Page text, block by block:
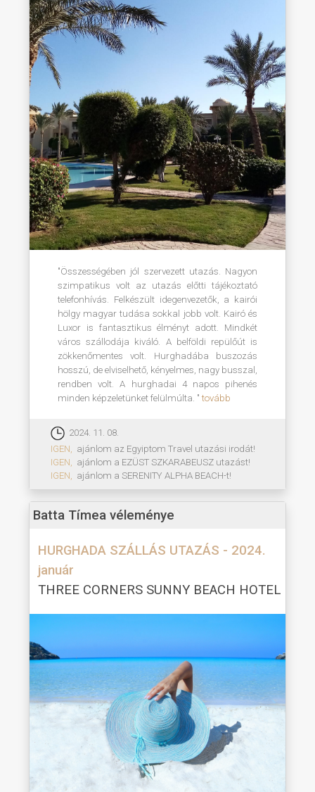
"Összességében jól szervezett utazás. Nagyon
szimpatikus volt az utazás előtti tájékoztató
telefonhívás. Felkészült idegenvezetők, a kairói
hölgy magyar tudása sokkal jobb volt. Kairó és
Luxor is fantasztikus élményt adott. Mindkét
város szállodája kiváló. A belföldi repülőút is
zökkenőmentes volt. Hurghadába buszozás
hosszú, de elviselhető, kényelmes, nagy busszal,
rendben volt. A hurghadai 4 napos pihenés
minden képzeletünket felülmúlta. " tovább
2024. 11. 08.
IGEN,
ajánlom az Egyiptom Travel utazási irodát!
IGEN,
ajánlom a EZÜST SZKARABEUSZ utazást!
IGEN,
ajánlom a SERENITY ALPHA BEACH-t!
Batta Tímea véleménye
HURGHADA SZÁLLÁS UTAZÁS - 2024.
január
THREE CORNERS SUNNY BEACH HOTEL